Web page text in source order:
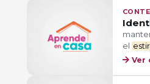
el
Ver